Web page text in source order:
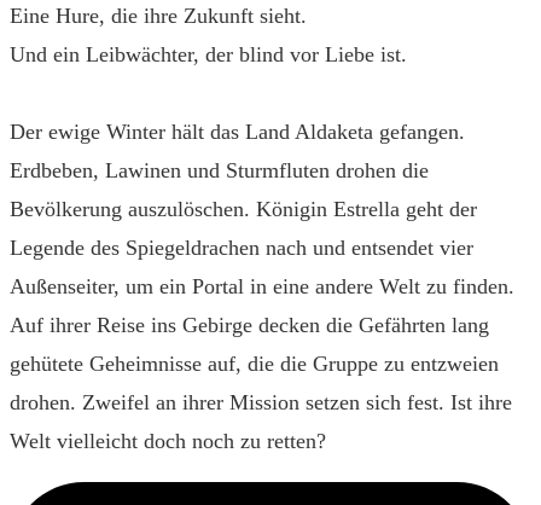
Eine Hure, die ihre Zukunft sieht.
Und ein Leibwächter, der blind vor Liebe ist.
Der ewige Winter hält das Land Aldaketa gefangen.
Erdbeben, Lawinen und Sturmfluten drohen die
Bevölkerung auszulöschen. Königin Estrella geht der
Legende des Spiegeldrachen nach und entsendet vier
Außenseiter, um ein Portal in eine andere Welt zu finden.
Auf ihrer Reise ins Gebirge decken die Gefährten lang
gehütete Geheimnisse auf, die die Gruppe zu entzweien
drohen. Zweifel an ihrer Mission setzen sich fest. Ist ihre
Welt vielleicht doch noch zu retten?